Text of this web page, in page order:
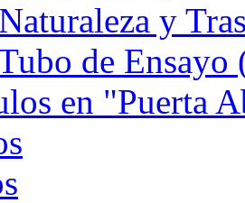
y
de Ensayo
en "Puerta